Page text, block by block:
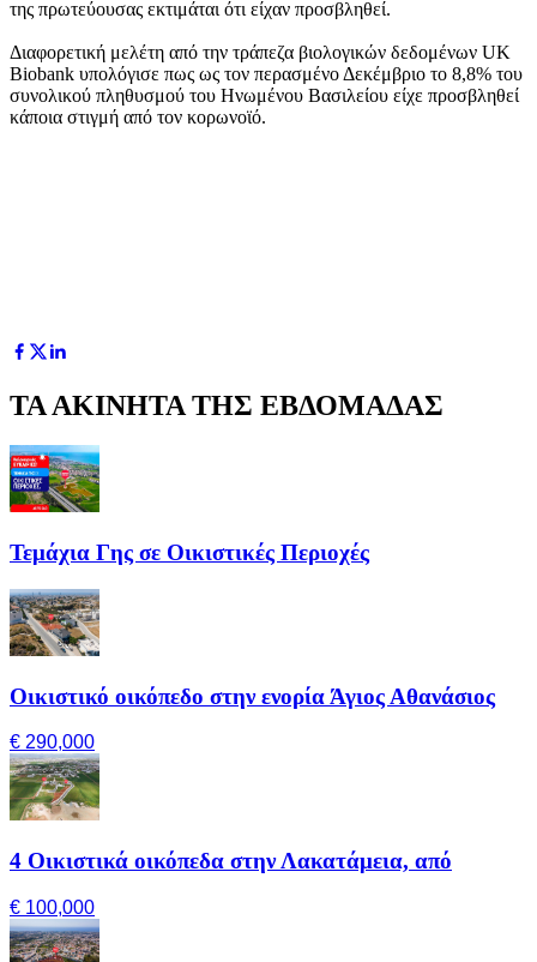
της πρωτεύουσας εκτιμάται ότι είχαν προσβληθεί.
Διαφορετική μελέτη από την τράπεζα βιολογικών δεδομένων UK
Biobank υπολόγισε πως ως τον περασμένο Δεκέμβριο το 8,8% του
συνολικού πληθυσμού του Ηνωμένου Βασιλείου είχε προσβληθεί
κάποια στιγμή από τον κορωνοϊό.
ΤΑ ΑΚΙΝΗΤΑ ΤΗΣ ΕΒΔΟΜΑΔΑΣ
Τεμάχια Γης σε Οικιστικές Περιοχές
Οικιστικό οικόπεδο στην ενορία Άγιος Αθανάσιος
€ 290,000
4 Οικιστικά οικόπεδα στην Λακατάμεια, από
€ 100,000